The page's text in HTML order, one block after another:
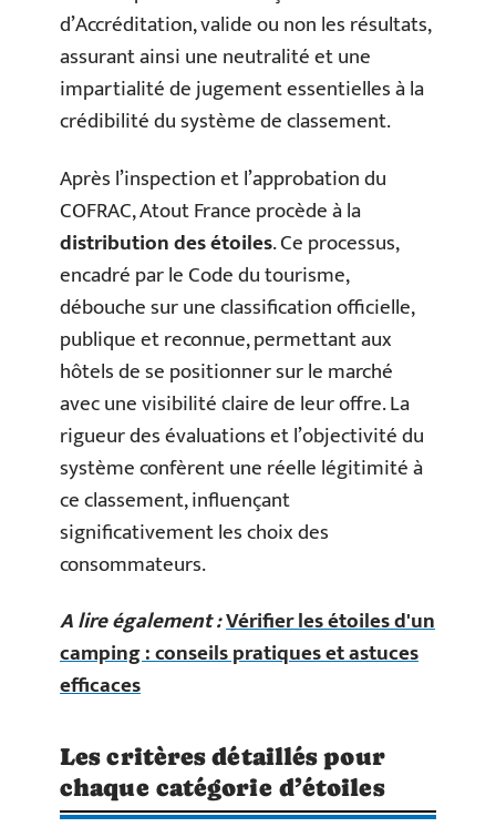
d’Accréditation, valide ou non les résultats,
assurant ainsi une neutralité et une
impartialité de jugement essentielles à la
crédibilité du système de classement.
Après l’inspection et l’approbation du
COFRAC, Atout France procède à la
distribution des étoiles. Ce processus,
encadré par le Code du tourisme,
débouche sur une classification officielle,
publique et reconnue, permettant aux
hôtels de se positionner sur le marché
avec une visibilité claire de leur offre. La
rigueur des évaluations et l’objectivité du
système confèrent une réelle légitimité à
ce classement, influençant
significativement les choix des
consommateurs.
A lire également :Vérifier les étoiles d'un
camping : conseils pratiques et astuces
efficaces
Les critères détaillés pour
chaque catégorie d’étoiles